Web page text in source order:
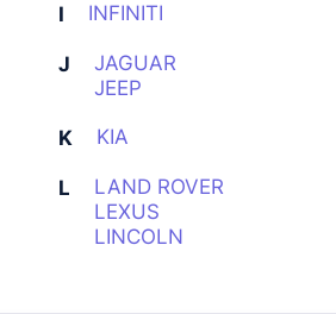
I INFINITI
J
JAGUAR
JEEP
K KIA
L
LAND ROVER
LEXUS
LINCOLN